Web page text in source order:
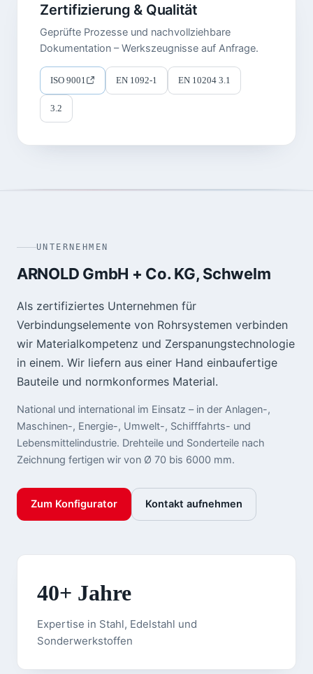
Zertifizierung & Qualität
Geprüfte Prozesse und nachvollziehbare
Dokumentation – Werkszeugnisse auf Anfrage.
ISO 9001 EN 1092-1 EN 10204 3.1
3.2
UNTERNEHMEN
ARNOLD GmbH + Co. KG, Schwelm
Als zertifiziertes Unternehmen für
Verbindungselemente von Rohrsystemen verbinden
wir Materialkompetenz und Zerspanungstechnologie
in einem. Wir liefern aus einer Hand einbaufertige
Bauteile und normkonformes Material.
National und international im Einsatz – in der Anlagen-,
Maschinen-, Energie-, Umwelt-, Schifffahrts- und
Lebensmittelindustrie. Drehteile und Sonderteile nach
Zeichnung fertigen wir von Ø 70 bis 6000 mm.
Zum Konfigurator Kontakt aufnehmen
40+ Jahre
Expertise in Stahl, Edelstahl und
Sonderwerkstoffen